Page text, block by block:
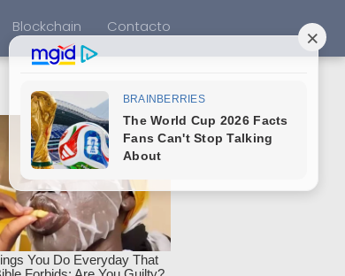
Blockchain Contacto